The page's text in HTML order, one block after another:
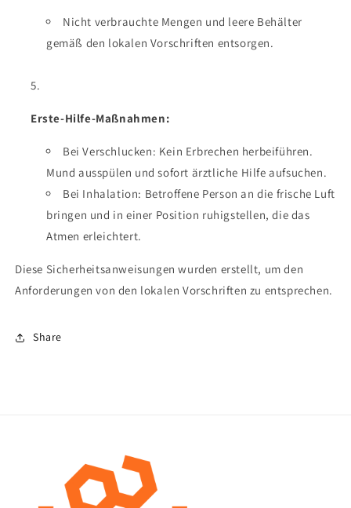
Nicht verbrauchte Mengen und leere Behälter
gemäß den lokalen Vorschriften entsorgen.
Erste-Hilfe-Maßnahmen:
Bei Verschlucken: Kein Erbrechen herbeiführen.
Mund ausspülen und sofort ärztliche Hilfe aufsuchen.
Bei Inhalation: Betroffene Person an die frische Luft
bringen und in einer Position ruhigstellen, die das
Atmen erleichtert.
Diese Sicherheitsanweisungen wurden erstellt, um den
Anforderungen von den lokalen Vorschriften zu entsprechen.
Share